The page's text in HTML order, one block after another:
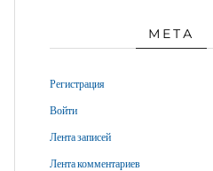
МЕТА
Регистрация
Войти
Лента записей
Лента комментариев